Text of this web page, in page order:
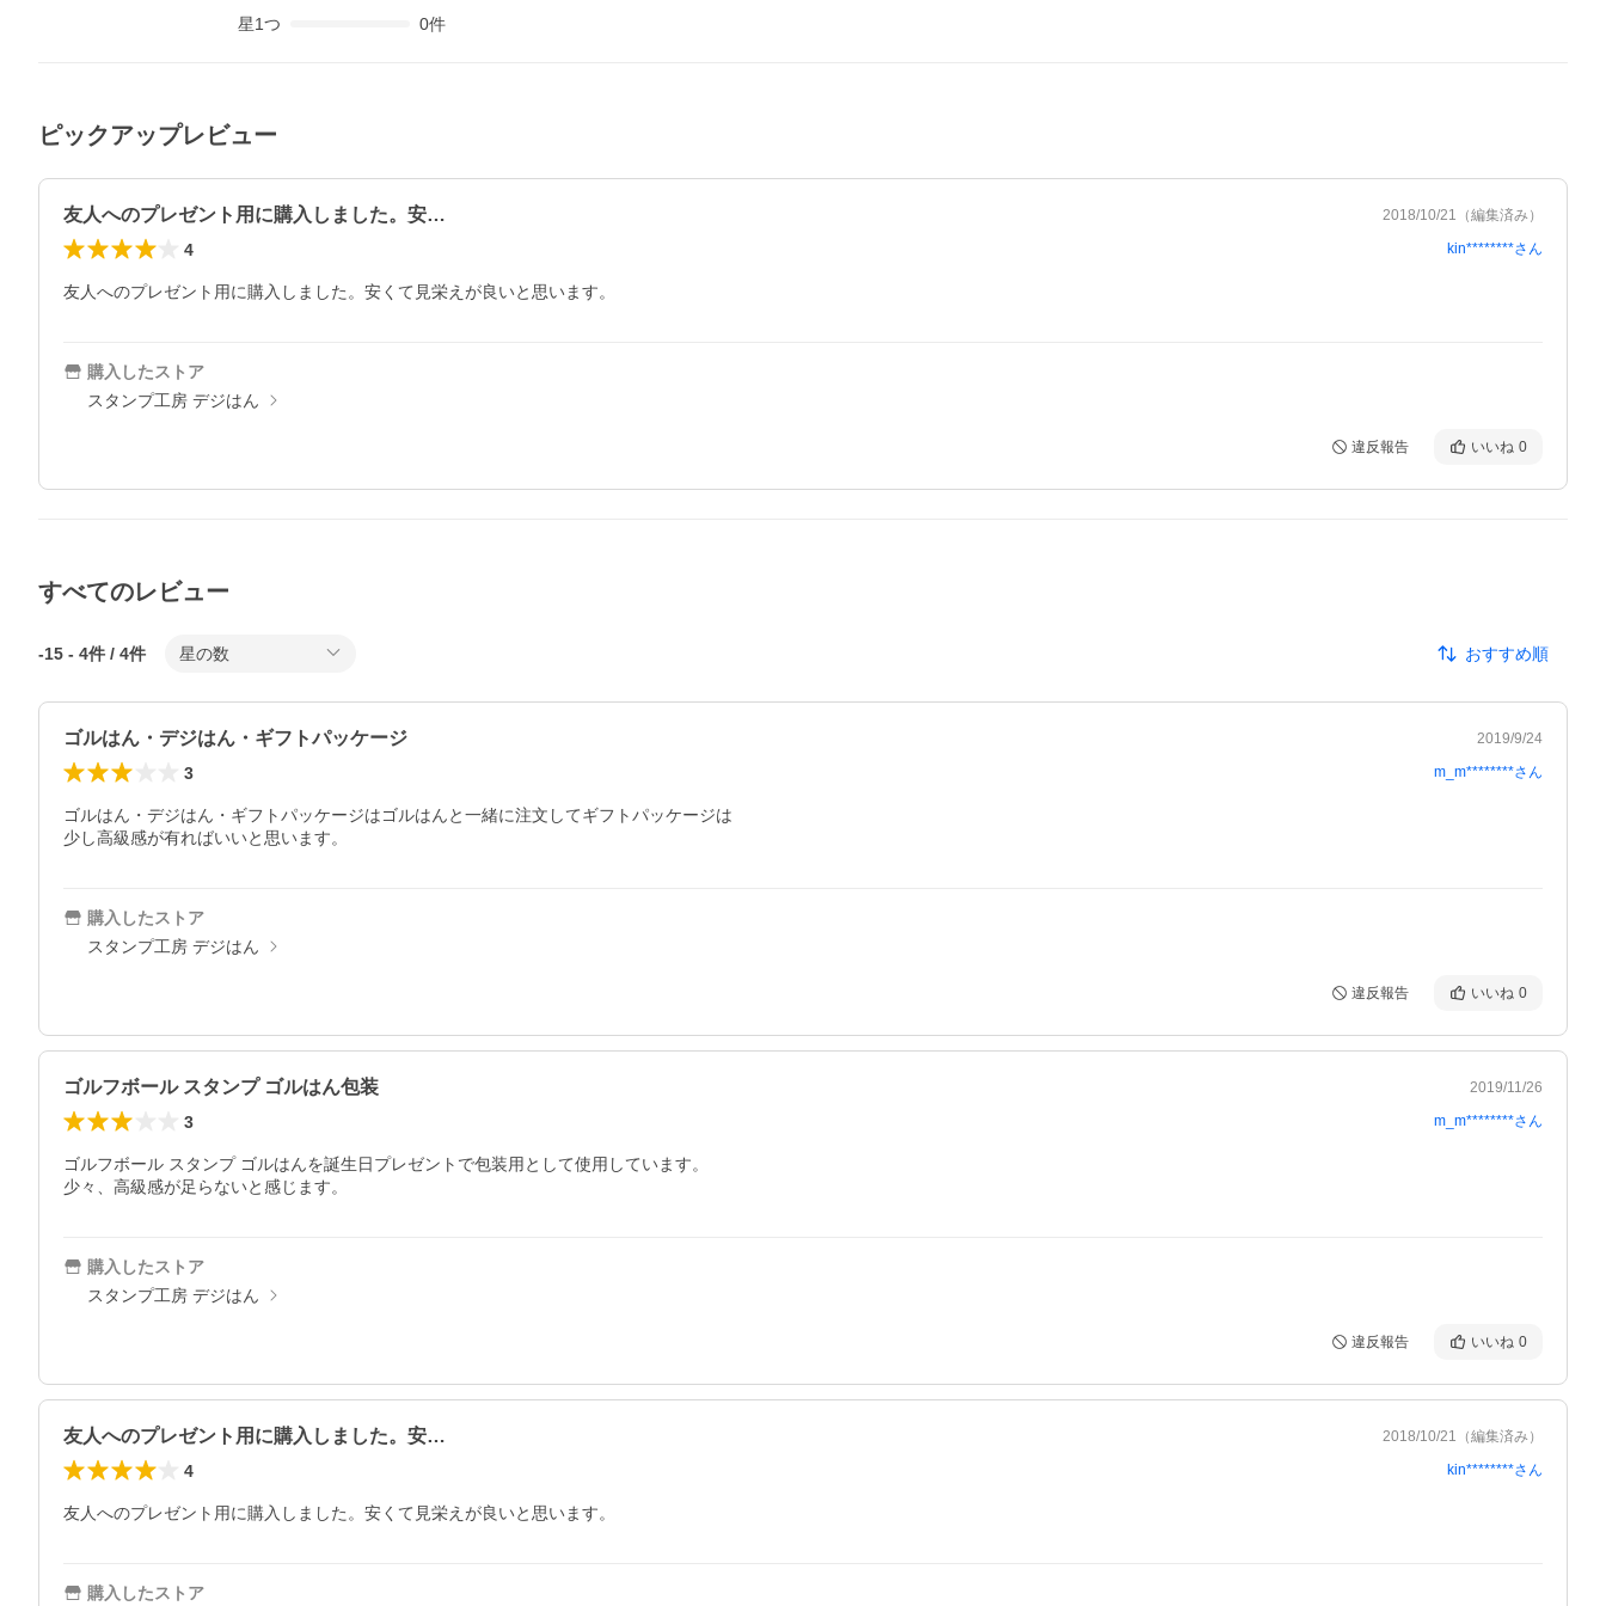
星1つ 0件
ピックアップレビュー
友人へのプレゼント用に購入しました。安… 2018/10/21 （編集済み）
4 kin********さん
友人へのプレゼント用に購入しました。安くて見栄えが良いと思います。
購入したストア
スタンプ工房 デジはん
違反報告 いいね 0
すべてのレビュー
-15 - 4件 / 4件 星の数 おすすめ順
ゴルはん・デジはん・ギフトパッケージ 2019/9/24
3 m_m********さん
ゴルはん・デジはん・ギフトパッケージはゴルはんと一緒に注文してギフトパッケージは
少し高級感が有ればいいと思います。
購入したストア
スタンプ工房 デジはん
違反報告 いいね 0
ゴルフボール スタンプ ゴルはん包装 2019/11/26
3 m_m********さん
ゴルフボール スタンプ ゴルはんを誕生日プレゼントで包装用として使用しています。
少々、高級感が足らないと感じます。
購入したストア
スタンプ工房 デジはん
違反報告 いいね 0
友人へのプレゼント用に購入しました。安… 2018/10/21 （編集済み）
4 kin********さん
友人へのプレゼント用に購入しました。安くて見栄えが良いと思います。
購入したストア